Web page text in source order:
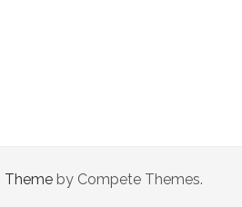
Theme by Compete Themes.